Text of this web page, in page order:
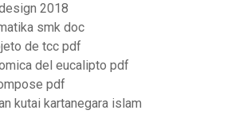
2018
smk doc
de tcc pdf
del eucalipto pdf
pdf
kutai kartanegara islam